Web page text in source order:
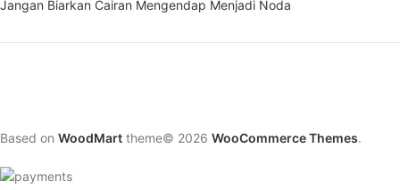
Jangan Biarkan Cairan Mengendap Menjadi Noda
Based on WoodMart theme© 2026 WooCommerce Themes.